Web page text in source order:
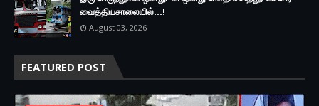
வைத்தியசாலையில்...!
August 03, 2026
FEATURED POST